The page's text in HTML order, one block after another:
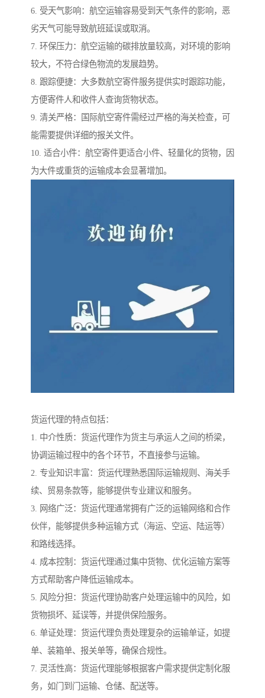
6. 受天气影响：航空运输容易受到天气条件的影响，恶
劣天气可能导致航班延误或取消。
7. 环保压力：航空运输的碳排放量较高，对环境的影响
较大，不符合绿色物流的发展趋势。
8. 跟踪便捷：大多数航空寄件服务提供实时跟踪功能，
方便寄件人和收件人查询货物状态。
9. 清关严格：国际航空寄件需经过严格的海关检查，可
能需要提供详细的报关文件。
10. 适合小件：航空寄件更适合小件、轻量化的货物，因
为大件或重货的运输成本会显著增加。
货运代理的特点包括：
1. 中介性质：货运代理作为货主与承运人之间的桥梁，
协调运输过程中的各个环节，不直接参与运输。
2. 专业知识丰富：货运代理熟悉国际运输规则、海关手
续、贸易条款等，能够提供专业建议和服务。
3. 网络广泛：货运代理通常拥有广泛的运输网络和合作
伙伴，能够提供多种运输方式（海运、空运、陆运等）
和路线选择。
4. 成本控制：货运代理通过集中货物、优化运输方案等
方式帮助客户降低运输成本。
5. 风险分担：货运代理协助客户处理运输中的风险，如
货物损坏、延误等，并提供保险服务。
6. 单证处理：货运代理负责处理复杂的运输单证，如提
单、装箱单、报关单等，确保合规性。
7. 灵活性高：货运代理能够根据客户需求提供定制化服
务，如门到门运输、仓储、配送等。